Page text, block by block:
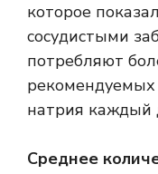
которое
сосудистыми
потребляют
натрия каждый
Среднее